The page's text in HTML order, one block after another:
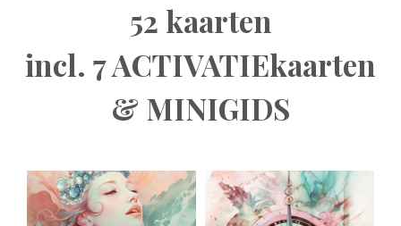
52 kaarten
incl. 7 ACTIVATIEkaarten
& MINIGIDS